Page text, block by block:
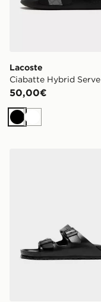
Lacoste
Ciabatte Hybrid Serve
50,00€
NeroBianco